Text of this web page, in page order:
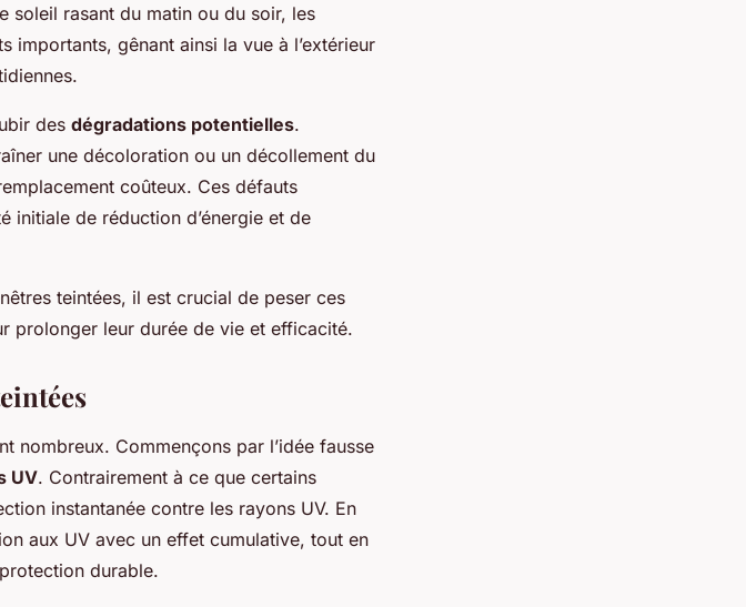
soleil rasant du matin ou du soir, les
importants, gênant ainsi la vue à l’extérieur
des dégradations potentielles.
une décoloration ou un décollement du
coûteux. Ces défauts
initiale de réduction d’énergie et de
teintées, il est crucial de peser ces
prolonger leur durée de vie et efficacité.
nombreux. Commençons par l’idée fausse
UV. Contrairement à ce que certains
instantanée contre les rayons UV. En
aux UV avec un effet cumulative, tout en
durable.